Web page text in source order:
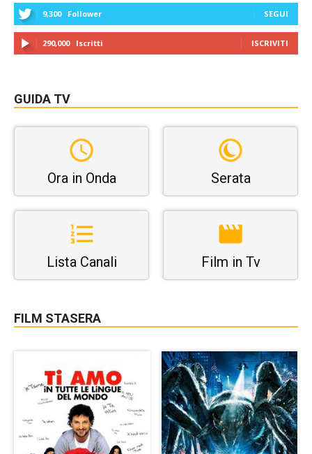
9,300 Follower SEGUI
290,000 Iscritti ISCRIVITI
GUIDA TV
Ora in Onda Serata
Lista Canali Film in Tv
FILM STASERA